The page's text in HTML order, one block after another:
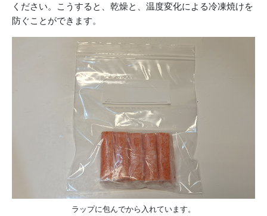
ください。こうすると、乾燥と、温度変化による冷凍焼けを
防ぐことができます。
ラップに包んでから入れています。